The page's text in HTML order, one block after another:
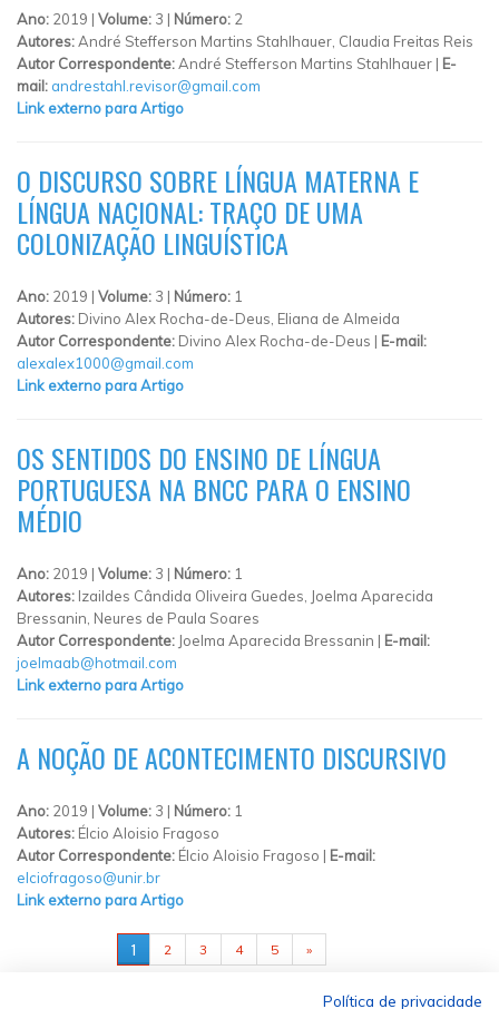
Ano: 2019 | Volume: 3 | Número: 2
Autores:André Stefferson Martins Stahlhauer, Claudia Freitas Reis
Autor Correspondente:André Stefferson Martins Stahlhauer | E-
mail: andrestahl.revisor@gmail.com
Link externo para Artigo
O DISCURSO SOBRE LÍNGUA MATERNA E
LÍNGUA NACIONAL: TRAÇO DE UMA
COLONIZAÇÃO LINGUÍSTICA
Ano: 2019 | Volume: 3 | Número: 1
Autores: Divino Alex Rocha-de-Deus, Eliana de Almeida
Autor Correspondente: Divino Alex Rocha-de-Deus | E-mail:
alexalex1000@gmail.com
Link externo para Artigo
OS SENTIDOS DO ENSINO DE LÍNGUA
PORTUGUESA NA BNCC PARA O ENSINO
MÉDIO
Ano: 2019 | Volume: 3 | Número: 1
Autores: Izaildes Cândida Oliveira Guedes, Joelma Aparecida
Bressanin, Neures de Paula Soares
Autor Correspondente: Joelma Aparecida Bressanin | E-mail:
joelmaab@hotmail.com
Link externo para Artigo
A NOÇÃO DE ACONTECIMENTO DISCURSIVO
Ano: 2019 | Volume: 3 | Número: 1
Autores: Élcio Aloisio Fragoso
Autor Correspondente: Élcio Aloisio Fragoso | E-mail:
elciofragoso@unir.br
Link externo para Artigo
1 2 3 4 5 »
Política de privacidade